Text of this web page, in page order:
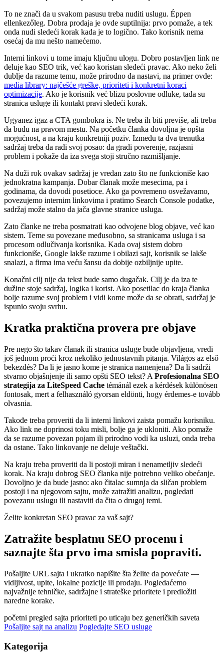
To ne znači da u svakom pasusu treba nuditi uslugu. Éppen
ellenkezőleg. Dobra prodaja je ovde suptilnija: prvo pomaže, a tek
onda nudi sledeći korak kada je to logično. Tako korisnik nema
osećaj da mu nešto namećemo.
Interni linkovi u tome imaju ključnu ulogu. Dobro postavljen link ne
deluje kao SEO trik, već kao koristan sledeći pravac. Ako neko želi
dublje da razume temu, može prirodno da nastavi, na primer ovde:
media library: najčešće greške, prioriteti i konkretni koraci
optimizacije. Ako je korisnik već blizu poslovne odluke, tada su
stranica usluge ili kontakt pravi sledeći korak.
Ugyanez igaz a CTA gombokra is. Ne treba ih biti previše, ali treba
da budu na pravom mestu. Na početku članka dovoljna je opšta
mogućnost, a na kraju konkretniji poziv. Između ta dva trenutka
sadržaj treba da radi svoj posao: da gradi poverenje, razjasni
problem i pokaže da iza svega stoji stručno razmišljanje.
Na duži rok ovakav sadržaj je vredan zato što ne funkcioniše kao
jednokratna kampanja. Dobar članak može mesecima, pa i
godinama, da dovodi posetioce. Ako ga povremeno osvežavamo,
povezujemo internim linkovima i pratimo Search Console podatke,
sadržaj može stalno da jača glavne stranice usluga.
Zato članke ne treba posmatrati kao odvojene blog objave, već kao
sistem. Teme su povezane međusobno, sa stranicama usluga i sa
procesom odlučivanja korisnika. Kada ovaj sistem dobro
funkcioniše, Google lakše razume i obilazi sajt, korisnik se lakše
snalazi, a firma ima veću šansu da dobije ozbiljnije upite.
Konačni cilj nije da tekst bude samo dugačak. Cilj je da iza te
dužine stoje sadržaj, logika i korist. Ako posetilac do kraja članka
bolje razume svoj problem i vidi kome može da se obrati, sadržaj je
ispunio svoju svrhu.
Kratka praktična provera pre objave
Pre nego što takav članak ili stranica usluge bude objavljena, vredi
još jednom proći kroz nekoliko jednostavnih pitanja. Világos az első
bekezdés? Da li je jasno kome je stranica namenjena? Da li sadrži
stvarno objašnjenje ili samo opšti SEO tekst? A Profesionalna SEO
strategija za LiteSpeed Cache témánál ezek a kérdések különösen
fontosak, mert a felhasználó gyorsan eldönti, hogy érdemes-e tovább
olvasnia.
Takođe treba proveriti da li interni linkovi zaista pomažu korisniku.
Ako link ne doprinosi toku misli, bolje ga je ukloniti. Ako pomaže
da se razume povezan pojam ili prirodno vodi ka usluzi, onda treba
da ostane. Tako linkovanje ne deluje veštački.
Na kraju treba proveriti da li postoji miran i nenametljiv sledeći
korak. Na kraju dobrog SEO članka nije potrebno veliko obećanje.
Dovoljno je da bude jasno: ako čitalac sumnja da sličan problem
postoji i na njegovom sajtu, može zatražiti analizu, pogledati
povezanu uslugu ili nastaviti da čita o drugoj temi.
Želite konkretan SEO pravac za vaš sajt?
Zatražite besplatnu SEO procenu i
saznajte šta prvo ima smisla popraviti.
Pošaljite URL sajta i ukratko napišite šta želite da povećate —
vidljivost, upite, lokalne pozicije ili prodaju. Pogledaćemo
najvažnije tehničke, sadržajne i strateške prioritete i predložiti
naredne korake.
početni pregled sajta prioriteti po uticaju bez generičkih saveta
Pošaljite sajt na analizu Pogledajte SEO usluge
Kategorija